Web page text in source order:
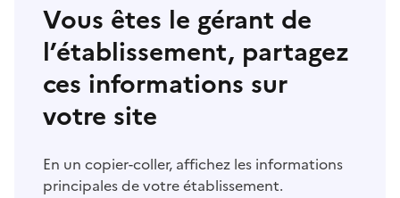
Vous êtes le gérant de
l’établissement, partagez
ces informations sur
votre site
En un copier-coller, affichez les informations
principales de votre établissement.